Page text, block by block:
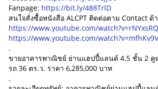
Fanpage: https://bit.ly/488TrlD
สนใจสั่งซื้อหนังสือ ALCPT ติดต่อตาม Contact ด้
https://www.youtube.com/
https://www.youtube.com/
.
ขายอาคารพาณิชย์ ย่านแฮปปี้แลนด์ 4.5 ชั้น 2 คู
รถ 36 ตร.ว. ราคา 6,285,000 บาท
.